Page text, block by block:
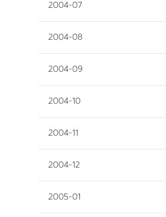
2004-07
2004-08
2004-09
2004-10
2004-11
2004-12
2005-01